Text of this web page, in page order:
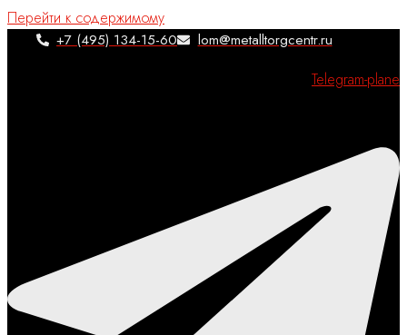
Перейти к содержимому
+7 (495) 134-15-60 lom@metalltorgcentr.ru
Telegram-plane